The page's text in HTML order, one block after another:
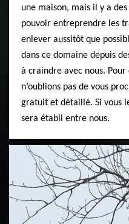
une maison, mais il y a
pouvoir entreprendre les
enlever aussitôt que
dans ce domaine depuis
à craindre avec nous.
n’oublions pas de vous
gratuit et détaillé. Si vous
sera établi entre nous.